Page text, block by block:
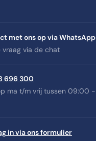
met ons op via WhatsApp
vraag via de chat
696 300
ma t/m vrij tussen 09:00 -
in via ons formulier